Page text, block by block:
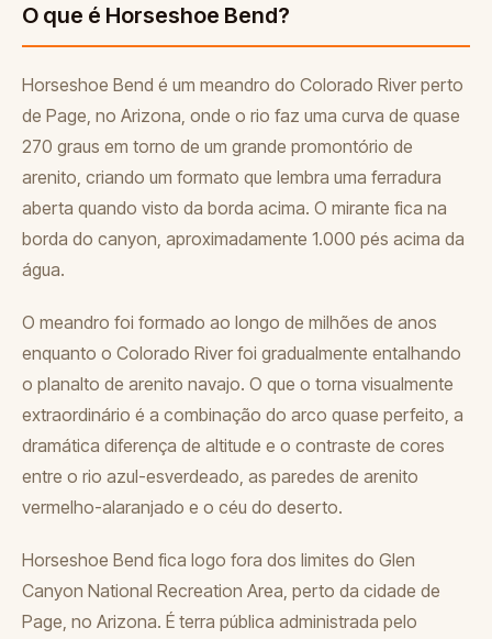
O que é Horseshoe Bend?
Horseshoe Bend é um meandro do Colorado River perto
de Page, no Arizona, onde o rio faz uma curva de quase
270 graus em torno de um grande promontório de
arenito, criando um formato que lembra uma ferradura
aberta quando visto da borda acima. O mirante fica na
borda do canyon, aproximadamente 1.000 pés acima da
água.
O meandro foi formado ao longo de milhões de anos
enquanto o Colorado River foi gradualmente entalhando
o planalto de arenito navajo. O que o torna visualmente
extraordinário é a combinação do arco quase perfeito, a
dramática diferença de altitude e o contraste de cores
entre o rio azul-esverdeado, as paredes de arenito
vermelho-alaranjado e o céu do deserto.
Horseshoe Bend fica logo fora dos limites do Glen
Canyon National Recreation Area, perto da cidade de
Page, no Arizona. É terra pública administrada pelo